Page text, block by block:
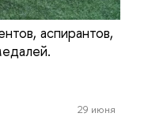
аспирантов,
29 июня